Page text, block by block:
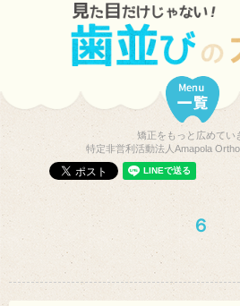
矯正をもっと広めてい
特定非営利活動法人Amapola
６